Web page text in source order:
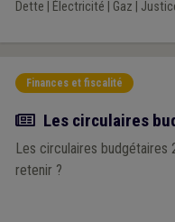
que ceux-ci puissent
Dette Électricité Gaz
Finances et fiscalité
Actualité
Les circulaires
Les circulaires budgétaires
retenir ?